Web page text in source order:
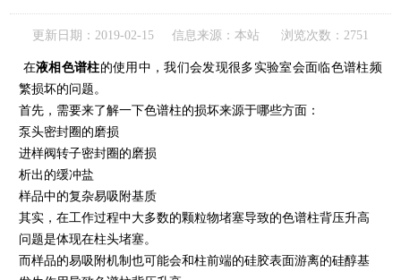
更新日期：2019-02-15 信息来源：本站 浏览次数：2751
在液相色谱柱的使用中，我们会发现很多实验室会面临色谱柱频
繁损坏的问题。
首先，需要来了解一下色谱柱的损坏来源于哪些方面：
泵头密封圈的磨损
进样阀转子密封圈的磨损
析出的缓冲盐
样品中的复杂易吸附基质
其实，在工作过程中大多数的颗粒物堵塞导致的色谱柱背压升高
问题是体现在柱头堵塞。
而样品的易吸附机制也可能会和柱前端的硅胶表面游离的硅醇基